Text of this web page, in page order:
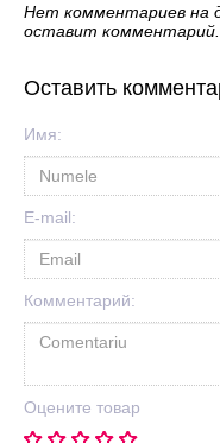
Нет комментариев на
оставит комментарий.
Оставить
Имя:
E-mail:
Комментарий:
Оцените товар